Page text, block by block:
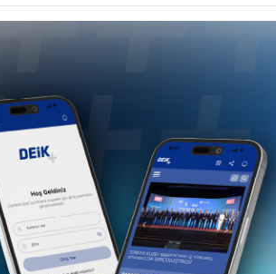
İş Konseyi
Türkiye - Kenya
İş Konseyi
Türkiye - Kongo
Cumhuriyeti İş Konseyi